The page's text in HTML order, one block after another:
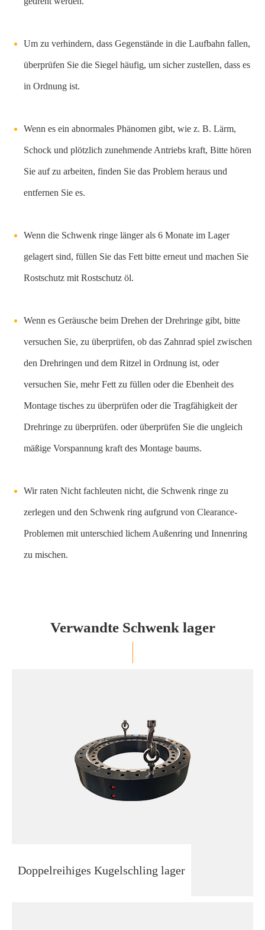
Um zu verhindern, dass Gegenstände in die Laufbahn fallen,
überprüfen Sie die Siegel häufig, um sicher zustellen, dass es
in Ordnung ist.
Wenn es ein abnormales Phänomen gibt, wie z. B. Lärm,
Schock und plötzlich zunehmende Antriebs kraft, Bitte hören
Sie auf zu arbeiten, finden Sie das Problem heraus und
entfernen Sie es.
Wenn die Schwenk ringe länger als 6 Monate im Lager
gelagert sind, füllen Sie das Fett bitte erneut und machen Sie
Rostschutz mit Rostschutz öl.
Wenn es Geräusche beim Drehen der Drehringe gibt, bitte
versuchen Sie, zu überprüfen, ob das Zahnrad spiel zwischen
den Drehringen und dem Ritzel in Ordnung ist, oder
versuchen Sie, mehr Fett zu füllen oder die Ebenheit des
Montage tisches zu überprüfen oder die Tragfähigkeit der
Drehringe zu überprüfen. oder überprüfen Sie die ungleich
mäßige Vorspannung kraft des Montage baums.
Wir raten Nicht fachleuten nicht, die Schwenk ringe zu
zerlegen und den Schwenk ring aufgrund von Clearance-
Problemen mit unterschied lichem Außenring und Innenring
zu mischen.
Verwandte Schwenk lager
Doppelreihiges Kugelschling lager